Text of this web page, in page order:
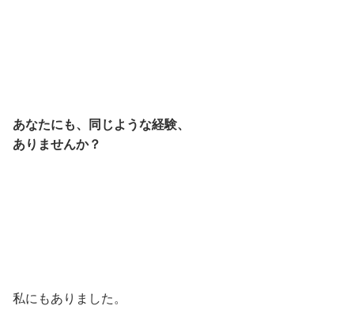
あなたにも、同じような経験、
ありませんか？
私にもありました。